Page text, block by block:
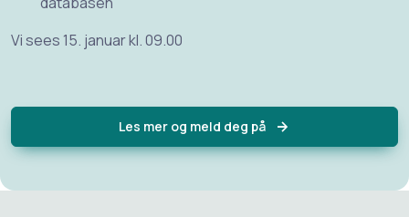
Vi sees 15. januar kl. 09.00
Les mer og meld deg på